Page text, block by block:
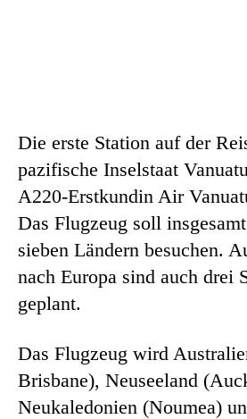
Die erste Station auf der
pazifische Inselstaat
A220-Erstkundin Air
Das Flugzeug soll
sieben Ländern besuchen.
nach Europa sind auch drei
geplant.
Das Flugzeug wird
Brisbane), Neuseeland
Neukaledonien (Noumea)